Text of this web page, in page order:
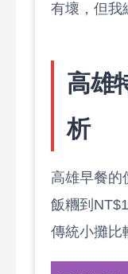
有壞，但我
高雄
析
高雄早餐的
飯糰到
傳統小攤比